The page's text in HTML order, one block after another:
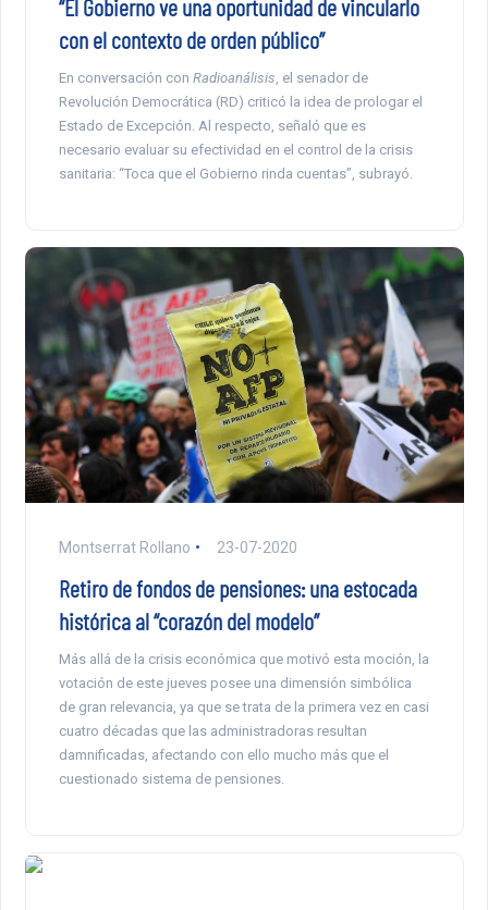
“El Gobierno ve una oportunidad de vincularlo
con el contexto de orden público”
En conversación con Radioanálisis, el senador de
Revolución Democrática (RD) criticó la idea de prologar el
Estado de Excepción. Al respecto, señaló que es
necesario evaluar su efectividad en el control de la crisis
sanitaria: “Toca que el Gobierno rinda cuentas”, subrayó.
Montserrat Rollano 23-07-2020
Retiro de fondos de pensiones: una estocada
histórica al “corazón del modelo”
Más allá de la crisis económica que motivó esta moción, la
votación de este jueves posee una dimensión simbólica
de gran relevancia, ya que se trata de la primera vez en casi
cuatro décadas que las administradoras resultan
damnificadas, afectando con ello mucho más que el
cuestionado sistema de pensiones.